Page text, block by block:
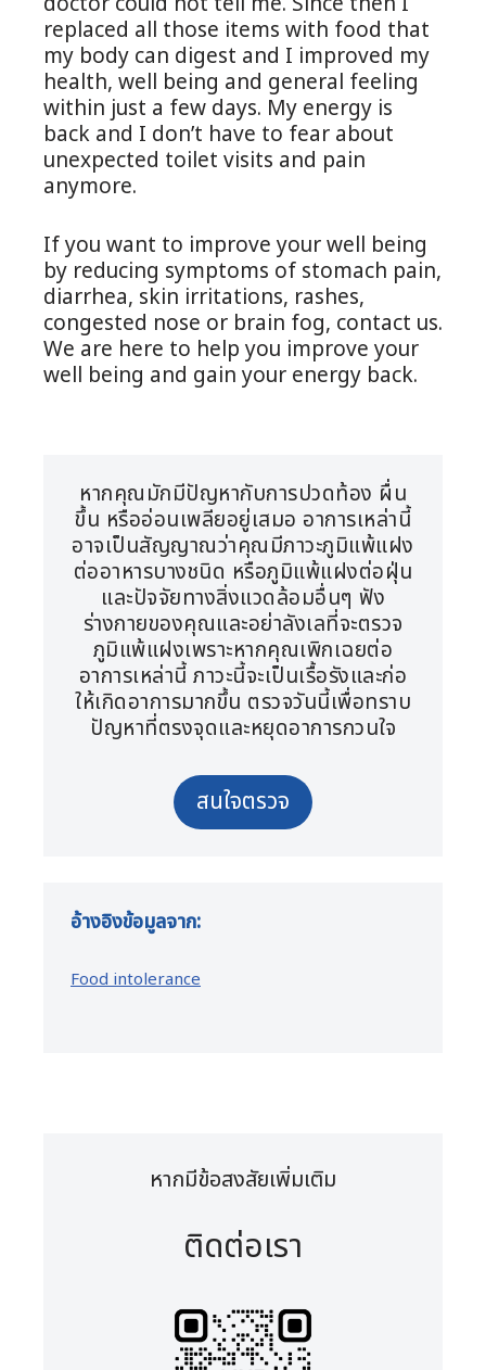
replaced all those items with food that
my body can digest and I improved my
health, well being and general feeling
within just a few days. My energy is
back and I don’t have to fear about
unexpected toilet visits and pain
anymore.
If you want to improve your well being
by reducing symptoms of stomach pain,
diarrhea, skin irritations, rashes,
congested nose or brain fog, contact us.
We are here to help you improve your
well being and gain your energy back.
หากคุณมักมีปัญหากับการปวดท้อง ผื่น
ขึ้น หรืออ่อนเพลียอยู่เสมอ อาการเหล่านี้
อาจเป็นสัญญาณว่าคุณมีภาวะภูมิแพ้แฝง
ต่ออาหารบางชนิด หรือภูมิแพ้แฝงต่อฝุ่น
และปัจจัยทางสิ่งแวดล้อมอื่นๆ ฟัง
ร่างกายของคุณและอย่าลังเลที่จะตรวจ
ภูมิแพ้แฝงเพราะหากคุณเพิกเฉยต่อ
อาการเหล่านี้ ภาวะนี้จะเป็นเรื้อรังและก่อ
ให้เกิดอาการมากขึ้น ตรวจวันนี้เพื่อทราบ
ปัญหาที่ตรงจุดและหยุดอาการกวนใจ
สนใจตรวจ
อ้างอิงข้อมูลจาก:
Food intolerance
หากมีข้อสงสัยเพิ่มเติม
ติดต่อเรา